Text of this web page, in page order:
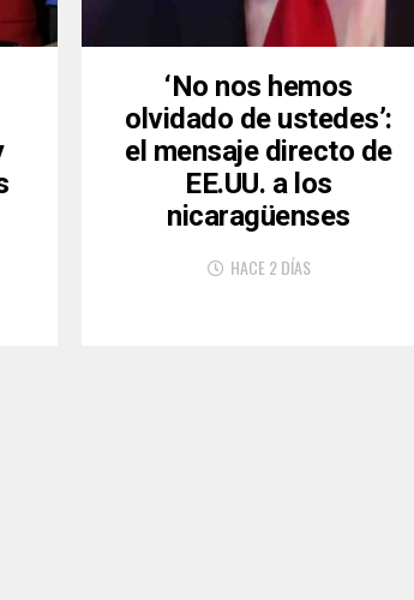
‘No nos hemos
olvidado de ustedes’:
el mensaje directo de
EE.UU. a los
nicaragüenses
HACE 2 DÍAS